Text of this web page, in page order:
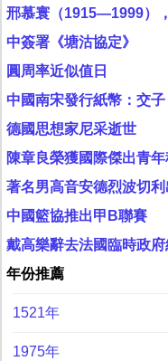
邢慕寰（1915—1999）
中簽署《塘沽協定》
圓周率近似值日
中國南宋發行紙幣：交子
德國思想家尼采逝世
陳章良榮獲國際傑出青年
著名男高音安德烈波切
中國籃協推出甲B聯賽
戴高樂辭去法國臨時政
年份推薦
1521年
1975年